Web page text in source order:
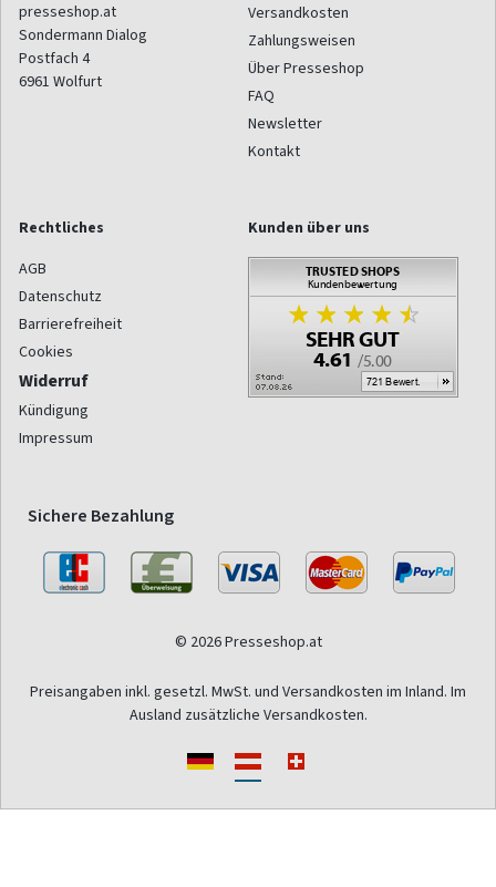
presseshop.at
Sondermann Dialog
Postfach 4
6961 Wolfurt
Versandkosten
Zahlungsweisen
Über Presseshop
FAQ
Newsletter
Kontakt
Rechtliches
AGB
Datenschutz
Barrierefreiheit
Cookies
Widerruf
Kündigung
Impressum
Kunden über uns
Sichere Bezahlung
© 2026 Presseshop.at
Preisangaben inkl. gesetzl. MwSt. und Versandkosten im Inland. Im
Ausland zusätzliche Versandkosten.